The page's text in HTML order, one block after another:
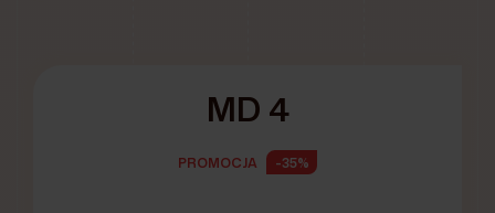
MD 4
PROMOCJA -35%